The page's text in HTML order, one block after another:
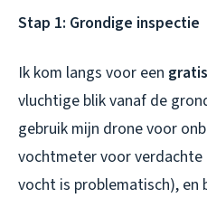
Stap 1: Grondige inspectie
Ik kom langs voor een
vluchtige blik vanaf de
gebruik mijn drone voor
vochtmeter voor verdachte
vocht is problematisch), en